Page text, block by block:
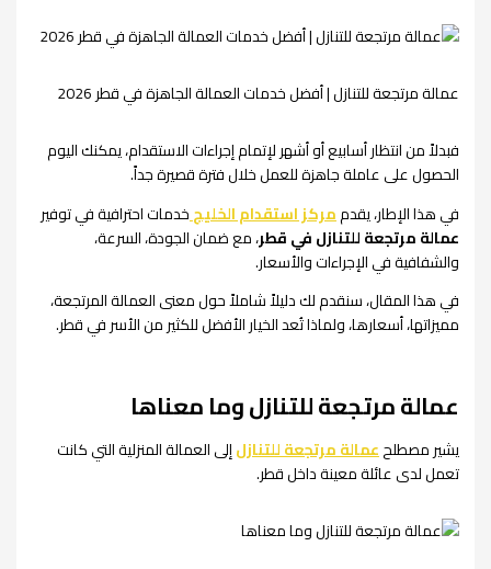
عمالة مرتجعة للتنازل | أفضل خدمات العمالة الجاهزة في قطر 2026
فبدلاً من انتظار أسابيع أو أشهر لإتمام إجراءات الاستقدام، يمكنك اليوم
الحصول على عاملة جاهزة للعمل خلال فترة قصيرة جداً.
في هذا الإطار، يقدممركز استقدام الخليجخدمات احترافية في توفير
عمالة مرتجعة للتنازل في قطر، مع ضمان الجودة، السرعة،
والشفافية في الإجراءات والأسعار.
في هذا المقال، سنقدم لك دليلاً شاملاً حول معنى العمالة المرتجعة،
مميزاتها، أسعارها، ولماذا تُعد الخيار الأفضل للكثير من الأسر في قطر.
عمالة مرتجعة للتنازل وما معناها
يشير مصطلحعمالة مرتجعة للتنازلإلى العمالة المنزلية التي كانت
تعمل لدى عائلة معينة داخل قطر.